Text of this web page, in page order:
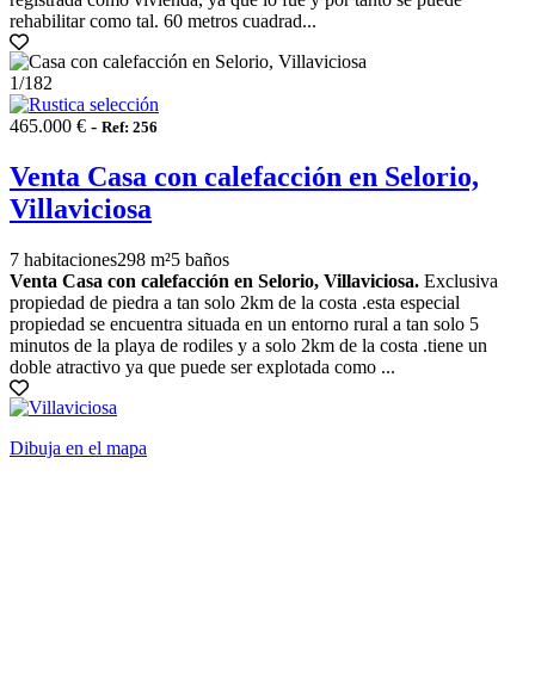
rehabilitar como tal. 60 metros cuadrad...
1/182
465.000 € - Ref: 256
Venta Casa con calefacción en Selorio,
Villaviciosa
7 habitaciones298 m²5 baños
Venta Casa con calefacción en Selorio, Villaviciosa. Exclusiva
propiedad de piedra a tan solo 2km de la costa .esta especial
propiedad se encuentra situada en un entorno rural a tan solo 5
minutos de la playa de rodiles y a solo 2km de la costa .tiene un
doble atractivo ya que puede ser explotada como ...
Dibuja en el mapa